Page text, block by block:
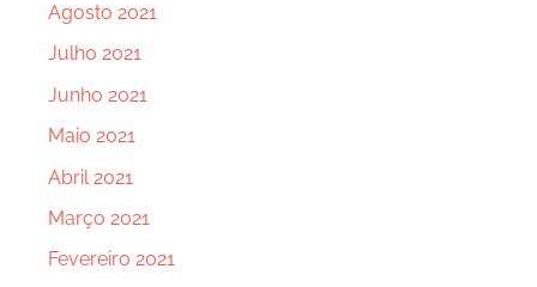
Agosto 2021
Julho 2021
Junho 2021
Maio 2021
Abril 2021
Março 2021
Fevereiro 2021